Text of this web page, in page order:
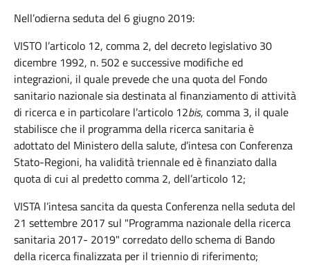
Nell’odierna seduta del 6 giugno 2019:
VISTO l’articolo 12, comma 2, del decreto legislativo 30
dicembre 1992, n. 502 e successive modifiche ed
integrazioni, il quale prevede che una quota del Fondo
sanitario nazionale sia destinata al finanziamento di attività
di ricerca e in particolare l’articolo 12bis, comma 3, il quale
stabilisce che il programma della ricerca sanitaria è
adottato del Ministero della salute, d’intesa con Conferenza
Stato-Regioni, ha validità triennale ed è finanziato dalla
quota di cui al predetto comma 2, dell’articolo 12;
VISTA l’intesa sancita da questa Conferenza nella seduta del
21 settembre 2017 sul "Programma nazionale della ricerca
sanitaria 2017- 2019" corredato dello schema di Bando
della ricerca finalizzata per il triennio di riferimento;